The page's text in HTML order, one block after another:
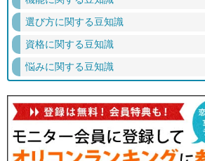
選び方に関する豆知識
資格に関する豆知識
悩みに関する豆知識